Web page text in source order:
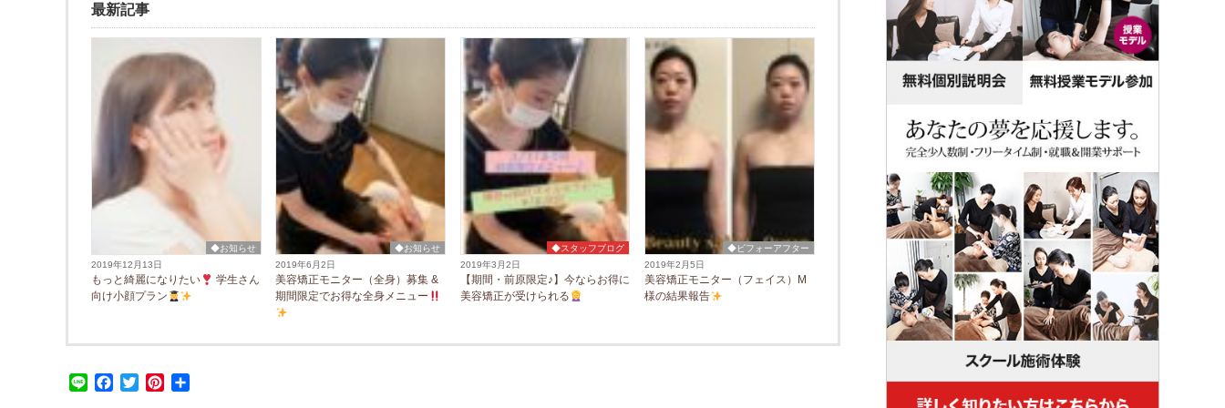
最新記事
◆お知らせ
2019年12月13日
もっと綺麗になりたい
学生さん
向け小顔プラン
◆お知らせ
2019年6月2日
美容矯正モニター（全身）募集 &
期間限定でお得な全身メニュー
◆スタッフブログ
2019年3月2日
【期間・前原限定♪】今ならお得に
美容矯正が受けられる
◆ビフォーアフター
2019年2月5日
美容矯正モニター（フェイス）M
様の結果報告
Line Facebook
TwitterPinterest